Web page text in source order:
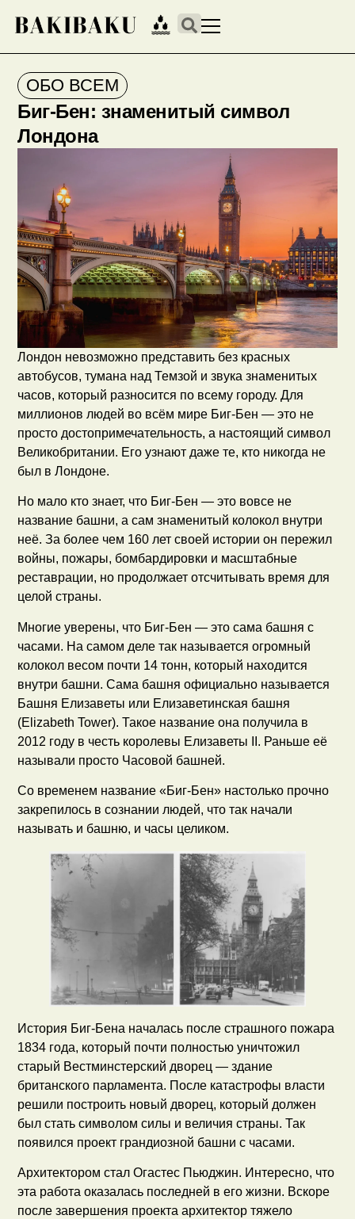
ОБО ВСЕМ
Биг-Бен: знаменитый символ
Лондона
Лондон невозможно представить без красных
автобусов, тумана над Темзой и звука знаменитых
часов, который разносится по всему городу. Для
миллионов людей во всём мире Биг-Бен — это не
просто достопримечательность, а настоящий символ
Великобритании. Его узнают даже те, кто никогда не
был в Лондоне.
Но мало кто знает, что Биг-Бен — это вовсе не
название башни, а сам знаменитый колокол внутри
неё. За более чем 160 лет своей истории он пережил
войны, пожары, бомбардировки и масштабные
реставрации, но продолжает отсчитывать время для
целой страны.
Многие уверены, что Биг-Бен — это сама башня с
часами. На самом деле так называется огромный
колокол весом почти 14 тонн, который находится
внутри башни. Сама башня официально называется
Башня Елизаветы или Елизаветинская башня
(Elizabeth Tower). Такое название она получила в
2012 году в честь королевы Елизаветы II. Раньше её
называли просто Часовой башней.
Со временем название «Биг-Бен» настолько прочно
закрепилось в сознании людей, что так начали
называть и башню, и часы целиком.
История Биг-Бена началась после страшного пожара
1834 года, который почти полностью уничтожил
старый Вестминстерский дворец — здание
британского парламента. После катастрофы власти
решили построить новый дворец, который должен
был стать символом силы и величия страны. Так
появился проект грандиозной башни с часами.
Архитектором стал Огастес Пьюджин. Интересно, что
эта работа оказалась последней в его жизни. Вскоре
после завершения проекта архитектор тяжело